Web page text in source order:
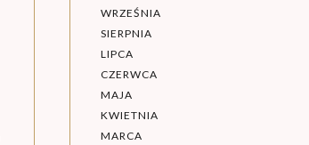
WRZEŚNIA
SIERPNIA
LIPCA
CZERWCA
MAJA
KWIETNIA
MARCA